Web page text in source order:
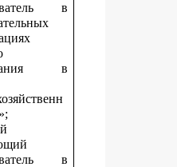
в
в
в